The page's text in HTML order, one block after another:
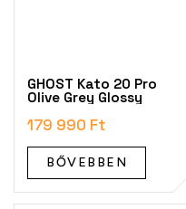
GHOST Kato 20 Pro
Olive Grey Glossy
179 990 Ft
BŐVEBBEN